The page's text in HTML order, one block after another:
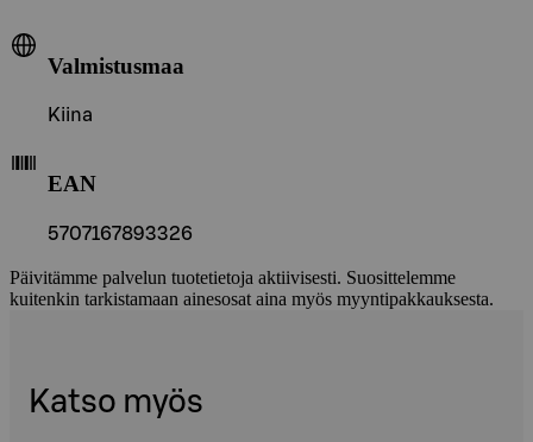
Valmistusmaa
Kiina
EAN
5707167893326
Päivitämme palvelun tuotetietoja aktiivisesti. Suosittelemme
kuitenkin tarkistamaan ainesosat aina myös myyntipakkauksesta.
Katso myös